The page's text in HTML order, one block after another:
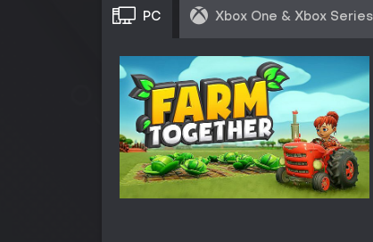
PC Xbox One & Xbox Series